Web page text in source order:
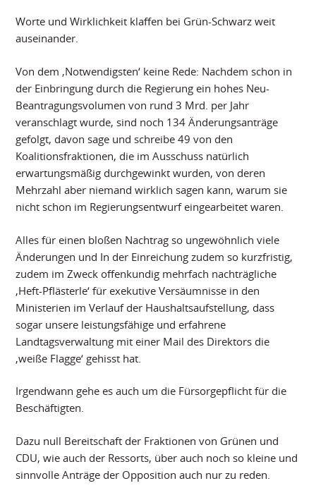
Worte und Wirklichkeit klaffen bei Grün-Schwarz weit
auseinander.
Von dem ‚Notwendigsten‘ keine Rede: Nachdem schon in
der Einbringung durch die Regierung ein hohes Neu-
Beantragungsvolumen von rund 3 Mrd. per Jahr
veranschlagt wurde, sind noch 134 Änderungsanträge
gefolgt, davon sage und schreibe 49 von den
Koalitionsfraktionen, die im Ausschuss natürlich
erwartungsmäßig durchgewinkt wurden, von deren
Mehrzahl aber niemand wirklich sagen kann, warum sie
nicht schon im Regierungsentwurf eingearbeitet waren.
Alles für einen bloßen Nachtrag so ungewöhnlich viele
Änderungen und In der Einreichung zudem so kurzfristig,
zudem im Zweck offenkundig mehrfach nachträgliche
‚Heft-Pflästerle‘ für exekutive Versäumnisse in den
Ministerien im Verlauf der Haushaltsaufstellung, dass
sogar unsere leistungsfähige und erfahrene
Landtagsverwaltung mit einer Mail des Direktors die
‚weiße Flagge‘ gehisst hat.
Irgendwann gehe es auch um die Fürsorgepflicht für die
Beschäftigten.
Dazu null Bereitschaft der Fraktionen von Grünen und
CDU, wie auch der Ressorts, über auch noch so kleine und
sinnvolle Anträge der Opposition auch nur zu reden.